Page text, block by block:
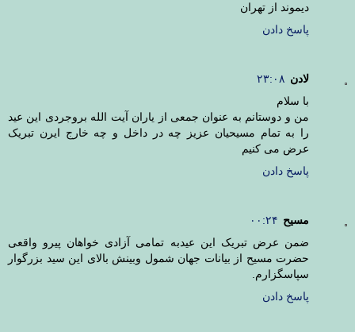
دیموند از تهران
پاسخ دادن
لادن ۲۳:۰۸
با سلام
من و دوستانم به عنوان جمعی از یاران آیت الله بروجردی این عید
را به تمام مسیحیان عزیز چه در داخل و چه خارج ایرن تبریک
عرض می کنیم
پاسخ دادن
مسیح ۰۰:۲۴
ضمن عرض تبریک این عیدبه تمامی آزادی خواهان پیرو واقعی
حضرت مسیح از بیانات جهان شمول وبینش بالای این سید بزرگوار
سپاسگزارم.
پاسخ دادن